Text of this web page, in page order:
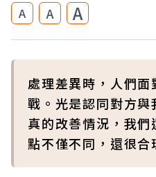
A A A
處理差異時，人們
戰。光是認同對方
真的改善情況，我
點不僅不同，還很合